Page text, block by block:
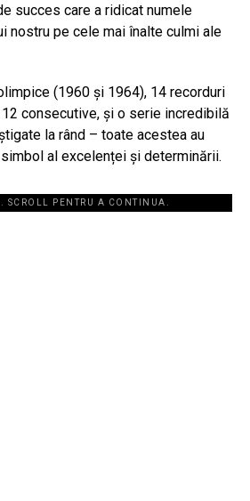
succes care a ridicat numele
nostru pe cele mai înalte culmi ale
(1960 și 1964), 14 recorduri
consecutive, și o serie incredibilă
la rând – toate acestea au
al excelenței și determinării.
SCROLL PENTRU A CONTINUA.